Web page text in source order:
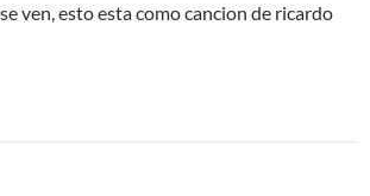
ven, esto esta como cancion de ricardo